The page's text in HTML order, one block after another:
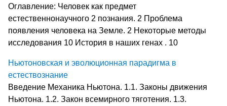
Оглавление: Человек как предмет
естественнонаучного 2 познания. 2 Проблема
появления человека на Земле. 2 Некоторые методы
исследования 10 История в наших генах . 10
Ньютоновская и эволюционная парадигма в
естествознание
Введение Механика Ньютона. 1.1. Законы движения
Ньютона. 1.2. Закон всемирного тяготения. 1.3.